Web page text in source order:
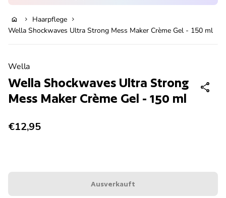
home chevron_right Haarpflege chevron_right
Wella Shockwaves Ultra Strong Mess Maker Crème Gel - 150 ml
Wella
Wella Shockwaves Ultra Strong
Mess Maker Crème Gel - 150 ml
share
Regulärer Preis
€12,95
Ausverkauft